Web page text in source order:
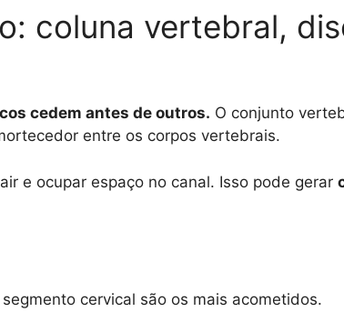
coluna vertebral,
cedem antes de outros. O conjunto
entre os corpos vertebrais.
e ocupar espaço no canal. Isso pode gerar
segmento cervical são os mais acometidos.